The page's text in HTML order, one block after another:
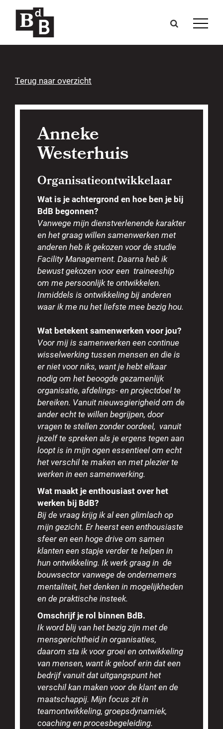
Terug naar overzicht
Anneke
Westerhuis
Organisatieontwikkelaar
Wat is je achtergrond en hoe ben je bij
BdB begonnen?
Vanwege mijn dienstverlenende karakter
en het graag willen samenwerken met
anderen heb ik gekozen voor de studie
Facility Management. Daarna heb ik
bewust gekozen voor een traineeship
om me persoonlijk te ontwikkelen.
Inmiddels is ontwikkeling bij anderen
waar ik me nu het liefste mee bezig hou.
Wat betekent samenwerken voor jou?
Voor mij is samenwerken een continue
wisselwerking tussen mensen en die is
er niet voor niks, want je hebt elkaar
nodig om het beoogde gezamenlijk
organisatie, afdelings- en projectdoel te
bereiken. Vanuit nieuwsgierigheid om de
ander echt te willen begrijpen, door
vragen te stellen zonder oordeel, vanuit
jezelf te spreken als je ergens tegen aan
loopt is in mijn ogen essentieel om echt
het verschil te maken en met plezier te
werken in een samenwerking.
Wat maakt je enthousiast over het
werken bij BdB?
Bij de vraag krijg ik al een glimlach op
mijn gezicht. Er heerst een enthousiaste
sfeer en een hoge drive om samen
klanten een stapje verder te helpen in
hun ontwikkeling. Ik werk graag in de
bouwsector vanwege de ondernemers
mentaliteit, het denken in mogelijkheden
en de praktische insteek.
Omschrijf je rol binnen BdB.
Ik word blij van het bezig zijn met de
mensgerichtheid in organisaties,
daarom sta ik voor groei en ontwikkeling
van mensen, want ik geloof erin dat een
bedrijf vanuit dat uitgangspunt het
verschil kan maken voor de klant en de
maatschappij. Mijn focus zit in
teamontwikkeling, groepsdynamiek,
coaching en procesbegeleiding.